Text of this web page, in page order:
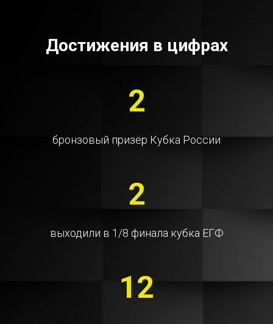
Достижения в цифрах
2
бронзовый призёр Кубка России
2
выходили в 1/8 финала кубка ЕГФ
12